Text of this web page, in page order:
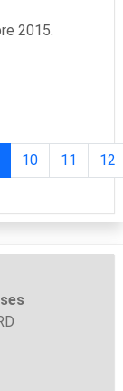
2015.
10 11 12